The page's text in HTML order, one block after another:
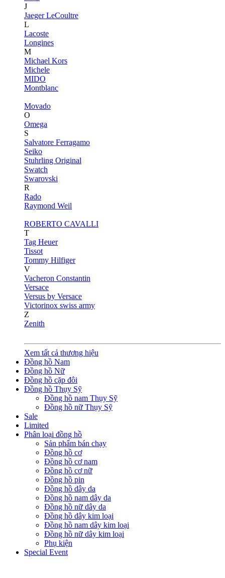
J
Jaeger LeCoultre
L
Lacoste
Longines
M
Michael Kors
Michele
MIDO
Montblanc
Movado
O
Omega
S
Salvatore Ferragamo
Seiko
Stuhrling Original
Swatch
Swarovski
R
Rado
Raymond Weil
ROBERTO CAVALLI
T
Tag Heuer
Tissot
Tommy Hilfiger
V
Vacheron Constantin
Versace
Versus by Versace
Victorinox swiss army
Z
Zenith
Xem tất cả thương hiệu
Đồng hồ Nam
Đồng hồ Nữ
Đồng hồ cặp đôi
Đồng hồ Thụy Sỹ
Đồng hồ nam Thụy Sỹ
Đồng hồ nữ Thụy Sỹ
Sale
Limited
Phân loại đồng hồ
Sản phẩm bán chạy
Đồng hồ cơ
Đồng hồ cơ nam
Đồng hồ cơ nữ
Đồng hồ pin
Đồng hồ dây da
Đồng hồ nam dây da
Đồng hồ nữ dây da
Đồng hồ dây kim loại
Đồng hồ nam dây kim loại
Đồng hồ nữ dây kim loại
Phụ kiện
Special Event